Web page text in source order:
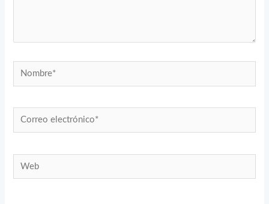
Nombre*
Correo
electrónico*
Web